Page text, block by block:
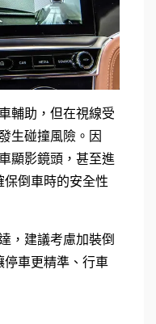
輔助，但在視線受
生碰撞風險。因
顯影鏡頭，甚至進
保倒車時的安全性
，建議考慮加裝倒
停車更精準、行車